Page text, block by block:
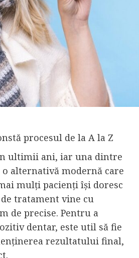
procesul de la A la Z
ultimii ani, iar una dintre
alternativă modernă care
mulți pacienți își doresc
tratament vine cu
de precise. Pentru a
dentar, este util să fie
rezultatului final,